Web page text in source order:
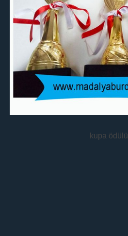
kupa ödülü